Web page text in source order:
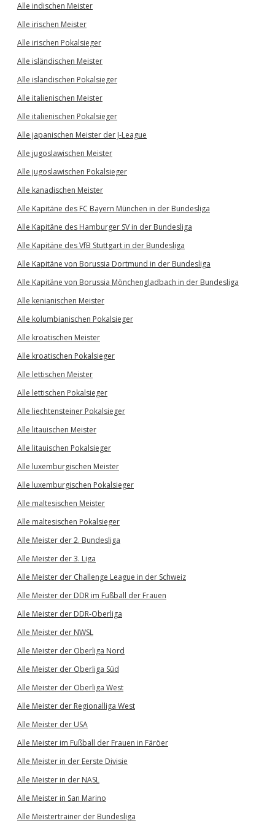
Alle indischen Meister
Alle irischen Meister
Alle irischen Pokalsieger
Alle isländischen Meister
Alle isländischen Pokalsieger
Alle italienischen Meister
Alle italienischen Pokalsieger
Alle japanischen Meister der J-League
Alle jugoslawischen Meister
Alle jugoslawischen Pokalsieger
Alle kanadischen Meister
Alle Kapitäne des FC Bayern München in der Bundesliga
Alle Kapitäne des Hamburger SV in der Bundesliga
Alle Kapitäne des VfB Stuttgart in der Bundesliga
Alle Kapitäne von Borussia Dortmund in der Bundesliga
Alle Kapitäne von Borussia Mönchengladbach in der Bundesliga
Alle kenianischen Meister
Alle kolumbianischen Pokalsieger
Alle kroatischen Meister
Alle kroatischen Pokalsieger
Alle lettischen Meister
Alle lettischen Pokalsieger
Alle liechtensteiner Pokalsieger
Alle litauischen Meister
Alle litauischen Pokalsieger
Alle luxemburgischen Meister
Alle luxemburgischen Pokalsieger
Alle maltesischen Meister
Alle maltesischen Pokalsieger
Alle Meister der 2. Bundesliga
Alle Meister der 3. Liga
Alle Meister der Challenge League in der Schweiz
Alle Meister der DDR im Fußball der Frauen
Alle Meister der DDR-Oberliga
Alle Meister der NWSL
Alle Meister der Oberliga Nord
Alle Meister der Oberliga Süd
Alle Meister der Oberliga West
Alle Meister der Regionalliga West
Alle Meister der USA
Alle Meister im Fußball der Frauen in Färöer
Alle Meister in der Eerste Divisie
Alle Meister in der NASL
Alle Meister in San Marino
Alle Meistertrainer der Bundesliga